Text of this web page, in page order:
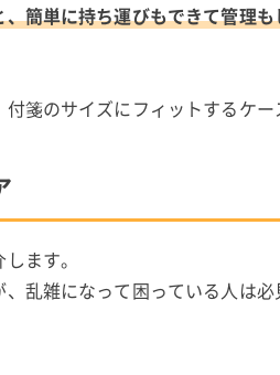
簡単に持ち運びもできて管理
箋のサイズにフィットするケー
ます。
乱雑になって困っている人は必